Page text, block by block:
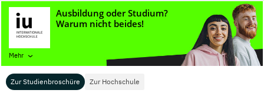
Zur Studienbroschüre Zur Hochschule
Mehr
© Copyright 2026, TarGroup Media GmbH
Nutzungsbedingungen